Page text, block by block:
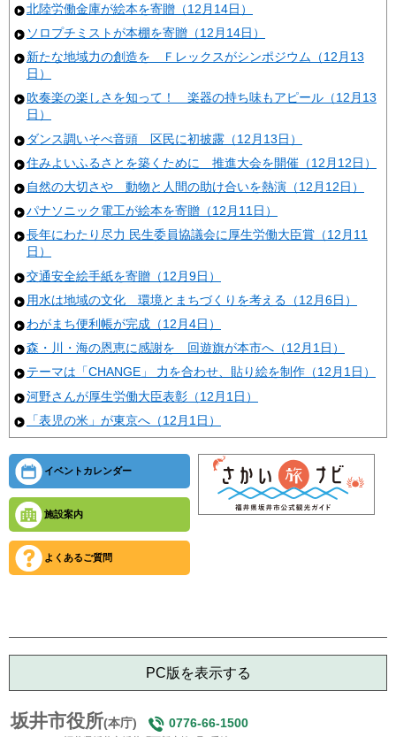
北陸労働金庫が絵本を寄贈（12月14日）
ソロプチミストが本棚を寄贈（12月14日）
新たな地域力の創造を Ｆレックスがシンポジウム（12月13
日）
吹奏楽の楽しさを知って！ 楽器の持ち味もアピール（12月13
日）
ダンス調いそべ音頭 区民に初披露（12月13日）
住みよいふるさとを築くために 推進大会を開催（12月12日）
自然の大切さや 動物と人間の助け合いを熱演（12月12日）
パナソニック電工が絵本を寄贈（12月11日）
長年にわたり尽力 民生委員協議会に厚生労働大臣賞（12月11
日）
交通安全絵手紙を寄贈（12月9日）
用水は地域の文化 環境とまちづくりを考える（12月6日）
わがまち便利帳が完成（12月4日）
森・川・海の恩恵に感謝を 回遊旗が本市へ（12月1日）
テーマは「CHANGE」 力を合わせ、貼り絵を制作（12月1日）
河野さんが厚生労働大臣表彰（12月1日）
「表児の米」が東京へ（12月1日）
イベントカレンダー
施設案内
よくあるご質問
PC版を表示する
坂井市役所(本庁) 0776-66-1500